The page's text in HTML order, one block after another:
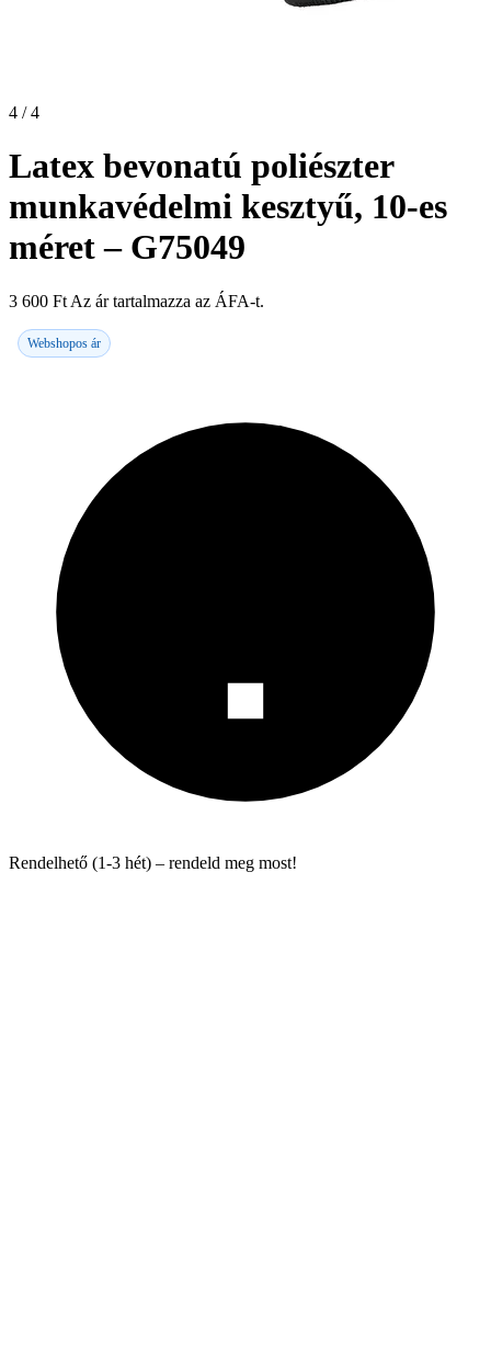
4 / 4
Latex bevonatú poliészter
munkavédelmi kesztyű, 10-es
méret – G75049
3 600 Ft Az ár tartalmazza az ÁFA-t.
Webshopos ár
Rendelhető (1-3 hét) – rendeld meg most!